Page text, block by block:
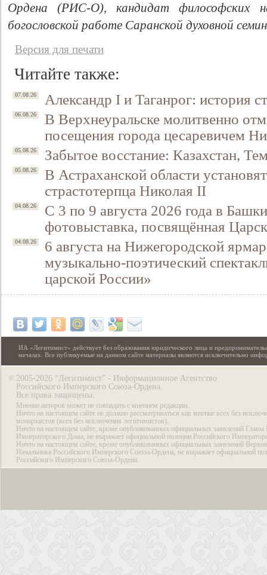
Ордена (РИС-О), кандидат философских
богословской работе Саранской духовной
Версия для печати
Читайте также:
07.08.26 Александр I и Таганрог: история
06.08.26
В Верхнеуральске молитвенно
посещения города цесаревичем
05.08.26 Забытое восстание: Казахстан,
05.08.26
В Астраханской области
страстотерпца Николая II
04.08.26
С 3 по 9 августа 2026 года в
фотовыставка, посвящённая
04.08.26
6 августа на Нижегородской
музыкально-поэтический
царской России»
ИА «Легитимист» действует без образования юридического лица и
началах. Все публикуемые на данном сайте материалы являются исключительно
© 2005-2026 “Легитимист” - Информационное Агентство
Российского Имперского Союза-Ордена.
Все права защищены.
Мнение авторов может не совпадать с мнением редакции.
Ничто на настоящем сайте не должно рассматриваться как мнение всех без
монархистов (всех без исключения легитимистов).
Ничто на настоящем сайте, кроме опубликованных официальных заявлений Главы
Императорского Дома, не выражает официальной позиции Российского
Ничто на настоящем сайте, кроме опубликованных официальных заявлений
Начальника Российского Имперского Союза-Ордена, не выражает официальной
Российского Имперского Союза-Ордена.